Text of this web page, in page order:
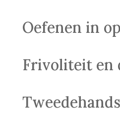
Oefenen in
Frivoliteit en